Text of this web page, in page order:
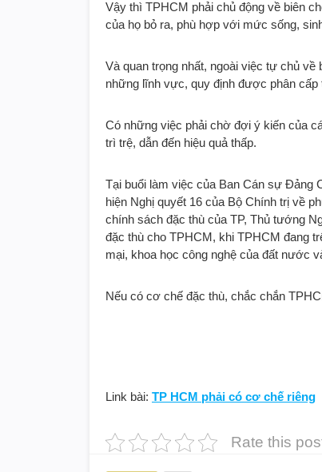
Vậy thì TPHCM phải chủ động về biên
của họ bỏ ra, phù hợp với mức sống,
Và quan trọng nhất, ngoài việc tự chủ
những lĩnh vực, quy định được phân
Có những việc phải chờ đợi ý kiến của
trì trệ, dẫn đến hiệu quả thấp.
Tại buổi làm việc của Ban Cán sự Đảng
hiện Nghị quyết 16 của Bộ Chính trị về
chính sách đặc thù của TP, Thủ tướng
đặc thù cho TPHCM, khi TPHCM đang
mại, khoa học công nghệ của đất nước
Nếu có cơ chế đặc thù, chắc chắn
Link bài: TP HCM phải có cơ chế riêng
Rate this